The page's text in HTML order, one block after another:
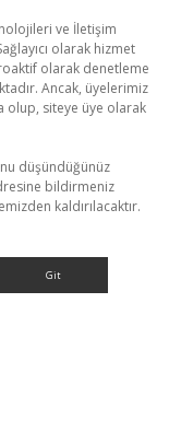
ve İletişim
olarak hizmet
olarak denetleme
Ancak, üyelerimiz
olup, siteye üye olarak
düşündüğünüz
bildirmeniz
kaldırılacaktır.